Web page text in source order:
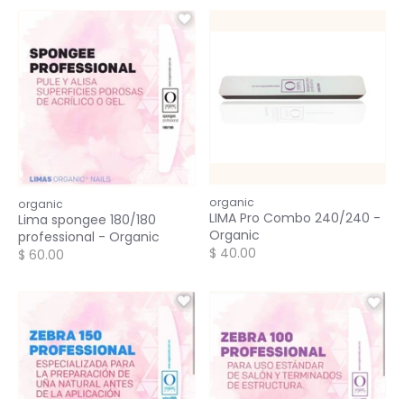
organic
Lima spongee 180/180
professional - Organic
$ 60.00
organic
LIMA Pro Combo 240/240 -
Organic
$ 40.00